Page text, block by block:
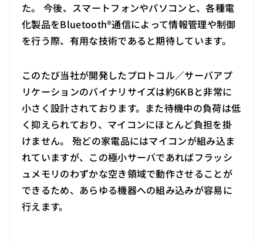
た。 今後、スマートフォンやパソコンと、各種電
化製品をBluetooth®通信によって情報管理や制御
を行う際、有用な技術であると期待しています。
このたび当社が開発したプロトコル／サーバアプ
リケーションのバイナリサイズは約6KBと非常に
小さく設計されております。また待機中の負荷は低
く抑えられており、マイコンにほとんど負担を掛
けません。 殆どの家電品にはマイコンが組み込ま
れていますが、この極小サーバであればフラッシ
ュメモリのわずかな空き領域で動作させることが
できるため、あらゆる機器への組み込みが容易に
行えます。